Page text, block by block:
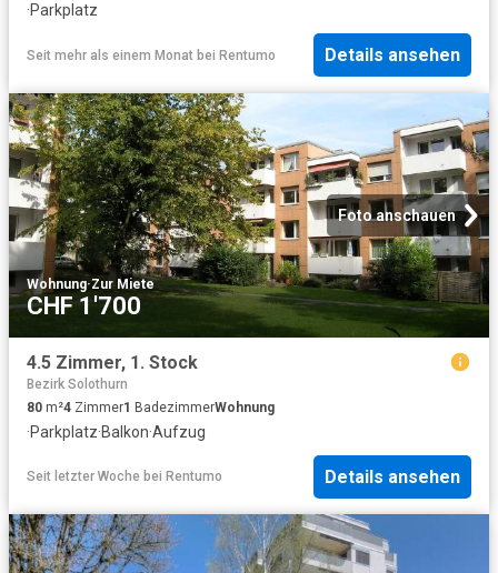
·Parkplatz
Seit mehr als einem Monat bei Rentumo Details ansehen
Foto anschauen
Wohnung·Zur Miete
CHF 1'700
4.5 Zimmer, 1. Stock
Bezirk Solothurn
80 m²4 Zimmer1 BadezimmerWohnung
·Parkplatz·Balkon·Aufzug
Seit letzter Woche bei Rentumo Details ansehen